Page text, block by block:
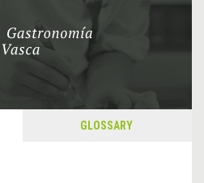
GLOSSARY